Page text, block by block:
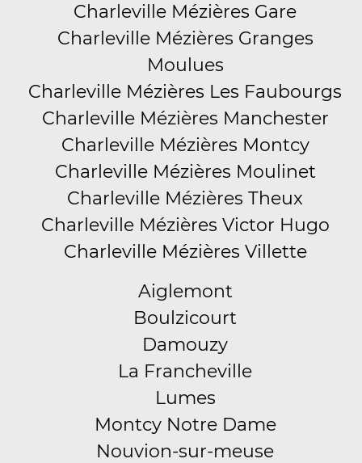
Charleville Mézières Gare
Charleville Mézières Granges
Moulues
Charleville Mézières Les Faubourgs
Charleville Mézières Manchester
Charleville Mézières Montcy
Charleville Mézières Moulinet
Charleville Mézières Theux
Charleville Mézières Victor Hugo
Charleville Mézières Villette
Aiglemont
Boulzicourt
Damouzy
La Francheville
Lumes
Montcy Notre Dame
Nouvion-sur-meuse